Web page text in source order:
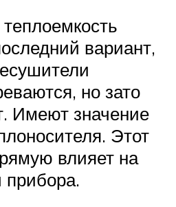
вариант,
но зато
Имеют значение
Этот
влияет на
прибора.